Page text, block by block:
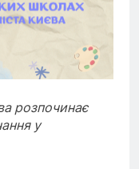
розпочинає
у